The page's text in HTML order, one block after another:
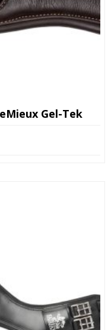
Gel-Tek